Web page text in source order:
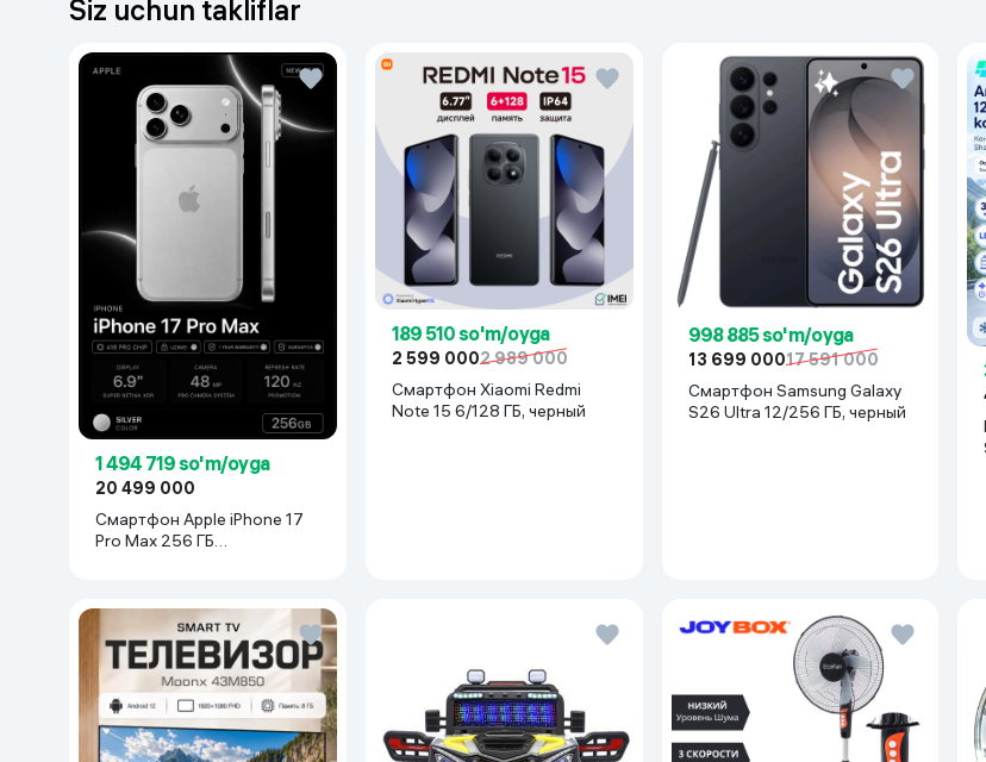
Kanselyariya
Maishiy kimyo
Kitoblar
kiyimlar
Siz uchun takliflar
1 494 719 so'm/oyga
20 499 000
Смартфон Apple iPhone 17
Pro Max 256 ГБ
189 510 so'm/oyga
2 599 0002 989 000
Смартфон Xiaomi Redmi
Note 15 6/128 ГБ, черный
998 885 so'm/oyga
13 699 00017 591 000
Смартфон Samsung Galaxy
S26 Ultra 12/256 ГБ, черный